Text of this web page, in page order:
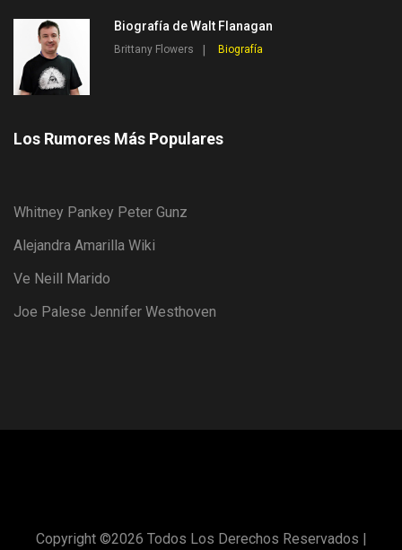
Biografía de Walt Flanagan
Brittany Flowers Biografía
Los Rumores Más Populares
Whitney Pankey Peter Gunz
Alejandra Amarilla Wiki
Ve Neill Marido
Joe Palese Jennifer Westhoven
Copyright ©2026 Todos Los Derechos Reservados |